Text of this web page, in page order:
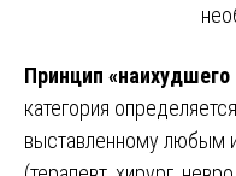
Принцип «наихудшего
категория
выставленному любым